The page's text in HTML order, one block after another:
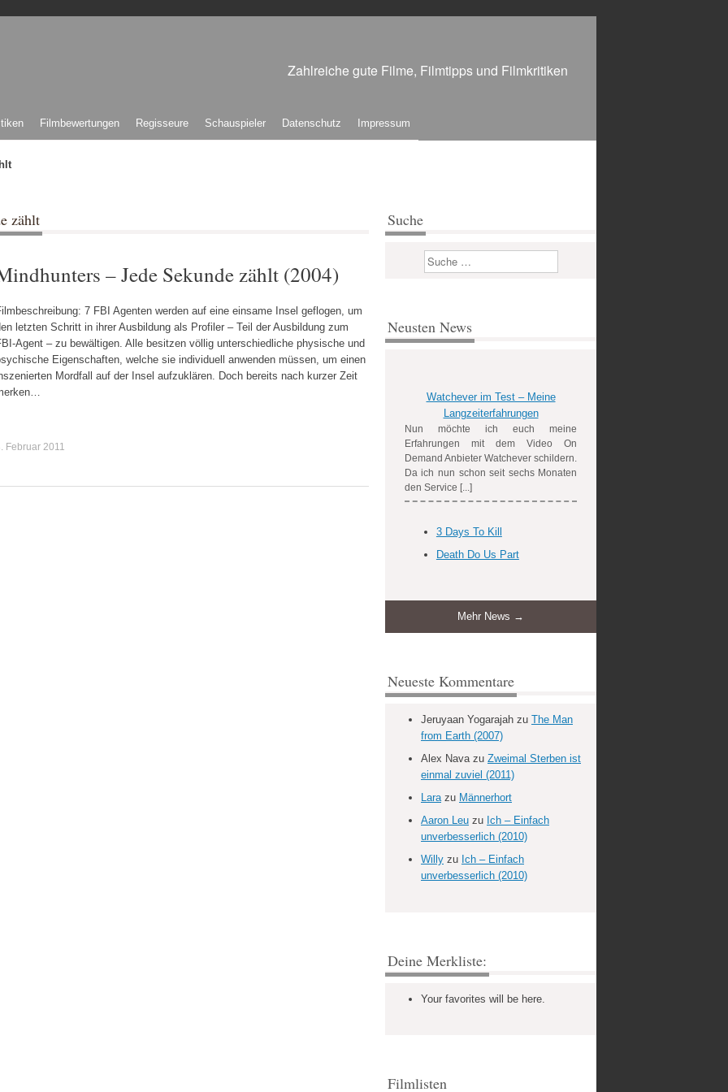
Zahlreiche gute Filme, Filmtipps und Filmkritiken
Filmbewertungen Regisseure Schauspieler Datenschutz Impressum
zählt
– Jede Sekunde zählt (2004)
7 FBI Agenten werden auf eine einsame Insel geflogen, um
letzten Schritt in ihrer Ausbildung als Profiler – Teil der Ausbildung zum
Agent – zu bewältigen. Alle besitzen völlig unterschiedliche physische und
Eigenschaften, welche sie individuell anwenden müssen, um einen
Mordfall auf der Insel aufzuklären. Doch bereits nach kurzer Zeit
Februar 2011
Suche
Suchen
Neusten News
Watchever im Test – Meine
Langzeiterfahrungen
Nun möchte ich euch meine
Erfahrungen mit dem Video On
Demand Anbieter Watchever schildern.
Da ich nun schon seit sechs Monaten
den Service [...]
3 Days To Kill
Death Do Us Part
Mehr News →
Neueste Kommentare
Jeruyaan Yogarajah zu The Man
from Earth (2007)
Alex Navazu Zweimal Sterben ist
einmal zuviel (2011)
Larazu Männerhort
Aaron Leu zu Ich – Einfach
unverbesserlich (2010)
Willy zu Ich – Einfach
unverbesserlich (2010)
Deine Merkliste:
Your favorites will be here.
Filmlisten